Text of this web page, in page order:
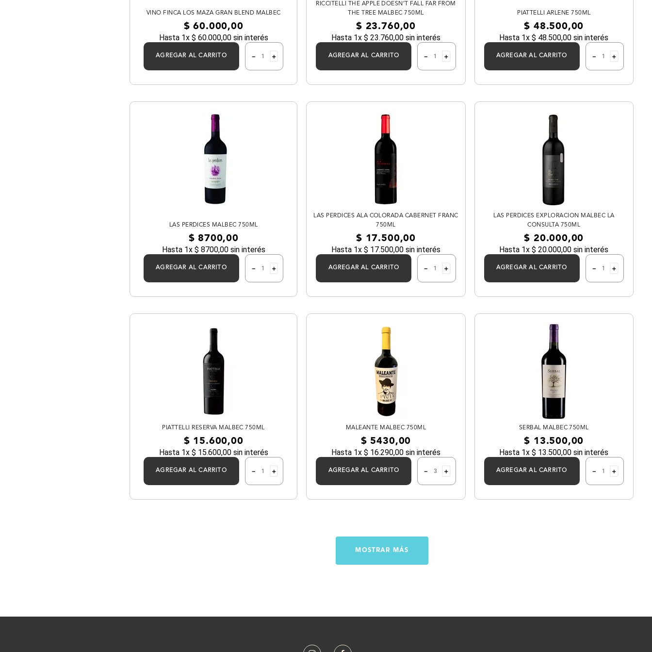
VINO FINCA LOS MAZA GRAN BLEND MALBEC
$ 60.000,00
Hasta 1x $ 60.000,00sin interés
AGREGAR AL CARRITO ＋
－
RICCITELLI THE APPLE DOESN’T FALL FAR FROM
THE TREE MALBEC 750ML
$ 23.760,00
Hasta 1x $ 23.760,00sin interés
AGREGAR AL CARRITO ＋
－
PIATTELLI ARLENE 750ML
$ 48.500,00
Hasta 1x$ 48.500,00 sin interés
AGREGAR AL CARRITO ＋
－
LAS PERDICES MALBEC 750ML
$ 8700,00
Hasta 1x $ 8700,00sin interés
AGREGAR AL CARRITO ＋
－
LAS PERDICES ALA COLORADA CABERNET FRANC
750ML
$ 17.500,00
Hasta 1x $ 17.500,00sin interés
AGREGAR AL CARRITO ＋
－
LAS PERDICES EXPLORACION MALBEC LA
CONSULTA 750ML
$ 20.000,00
Hasta 1x$ 20.000,00 sin interés
AGREGAR AL CARRITO ＋
－
PIATTELLI RESERVA MALBEC 750ML
$ 15.600,00
Hasta 1x $ 15.600,00sin interés
AGREGAR AL CARRITO ＋
－
MALEANTE MALBEC 750ML
$ 5430,00
Hasta 1x $ 16.290,00sin interés
AGREGAR AL CARRITO ＋
－
SERBAL MALBEC 750ML
$ 13.500,00
Hasta 1x$ 13.500,00 sin interés
AGREGAR AL CARRITO ＋
－